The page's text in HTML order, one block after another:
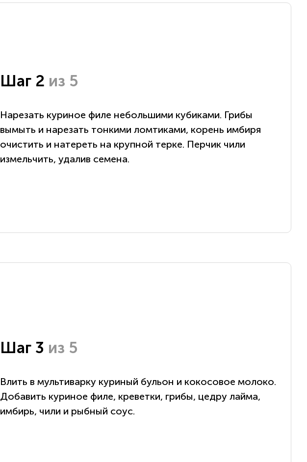
Шаг 2 из 5
Нарезать куриное филе небольшими кубиками. Грибы
вымыть и нарезать тонкими ломтиками, корень имбиря
очистить и натереть на крупной терке. Перчик чили
измельчить, удалив семена.
Шаг 3 из 5
Влить в мультиварку куриный бульон и кокосовое молоко.
Добавить куриное филе, креветки, грибы, цедру лайма,
имбирь, чили и рыбный соус.